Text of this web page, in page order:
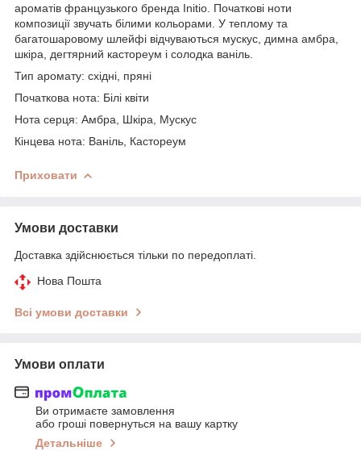
ароматів французького бренда Initio. Початкові ноти
композиції звучать білими кольорами. У теплому та
багатошаровому шлейфі відчуваються мускус, димна амбра,
шкіра, дегтярний кастореум і солодка ваніль.
Тип аромату: східні, пряні
Початкова нота: Білі квіти
Нота серця: Амбра, Шкіра, Мускус
Кінцева нота: Ваніль, Кастореум
Приховати
Умови доставки
Доставка здійснюється тільки по передоплаті.
Нова Пошта
Всі умови доставки
Умови оплати
Ви отримаєте замовлення
або гроші повернуться на вашу картку
Детальніше